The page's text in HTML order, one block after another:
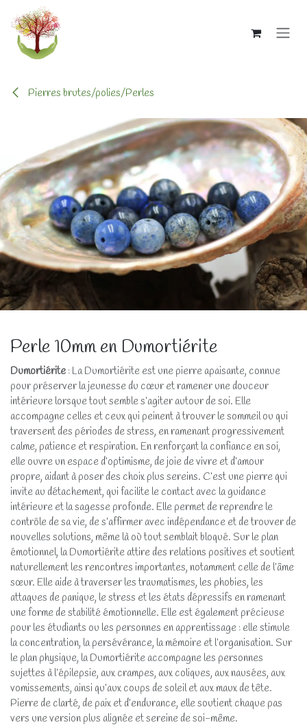
Se rendre au contenu
Pierres brutes/polies/Perles
Perle 10mm en Dumortiérite
Dumortiérite : La Dumortiérite est une pierre apaisante, connue
pour préserver la jeunesse du cœur et ramener une douceur
intérieure lorsque tout semble s’agiter autour de soi. Elle
accompagne celles et ceux qui peinent à trouver le sommeil ou qui
traversent des périodes de stress, en ramenant progressivement
calme, patience et respiration. En renforçant la confiance en soi,
elle ouvre un espace d’optimisme, de joie de vivre et d’amour
propre, aidant à poser des choix plus sereins. C’est une pierre qui
invite au détachement, qui facilite le contact avec la guidance
intérieure et la sagesse profonde. Elle permet de reprendre le
contrôle de sa vie, de s’affirmer avec indépendance et de trouver de
nouvelles solutions, même là où tout semblait bloqué. Sur le plan
émotionnel, la Dumortiérite attire des relations positives et soutient
naturellement les rencontres importantes, notamment celle de l’âme
sœur. Elle aide à traverser les traumatismes, les phobies, les
attaques de panique, le stress et les états dépressifs en ramenant
une forme de stabilité émotionnelle. Elle est également précieuse
pour les étudiants ou les personnes en apprentissage : elle stimule
la concentration, la persévérance, la mémoire et l’organisation. Sur
le plan physique, la Dumortiérite accompagne les personnes
sujettes à l’épilepsie, aux crampes, aux coliques, aux nausées, aux
vomissements, ainsi qu’aux coups de soleil et aux maux de tête.
Pierre de clarté, de paix et d’endurance, elle soutient chaque pas
vers une version plus alignée et sereine de soi-même.